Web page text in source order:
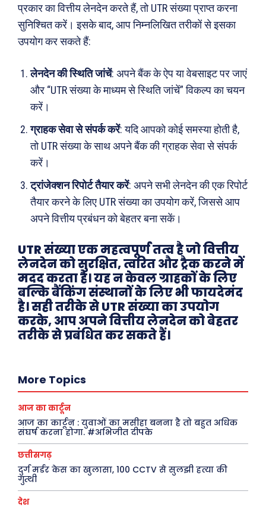
मनोरंजन
फ़िल्मी दुनिया
अजब-ग़ज़ब
पर्यटन
जानकारी
Tech
Laptops
Mobiles
स्वास्थ्य
क़ायदे क़ानून जानकारी
अन्य
Finance
महिला जगत
Facebook Instagram Pinterest
X Youtube
About Us Privacy Policy
प्रकार का वित्तीय लेनदेन करते हैं, तो UTR संख्या प्राप्त करना
सुनिश्चित करें। इसके बाद, आप निम्नलिखित तरीकों से इसका
उपयोग कर सकते हैं:
लेनदेन की स्थिति जांचें: अपने बैंक के ऐप या वेबसाइट पर जाएं
और “UTR संख्या के माध्यम से स्थिति जांचें” विकल्प का चयन
करें।
ग्राहक सेवा से संपर्क करें: यदि आपको कोई समस्या होती है,
तो UTR संख्या के साथ अपने बैंक की ग्राहक सेवा से संपर्क
करें।
ट्रांजेक्शन रिपोर्ट तैयार करें: अपने सभी लेनदेन की एक रिपोर्ट
तैयार करने के लिए UTR संख्या का उपयोग करें, जिससे आप
अपने वित्तीय प्रबंधन को बेहतर बना सकें।
UTR संख्या एक महत्वपूर्ण तत्व है जो वित्तीय
लेनदेन को सुरक्षित, त्वरित और ट्रैक करने में
मदद करता है। यह न केवल ग्राहकों के लिए
बल्कि बैंकिंग संस्थानों के लिए भी फायदेमंद
है। सही तरीके से UTR संख्या का उपयोग
करके, आप अपने वित्तीय लेनदेन को बेहतर
तरीके से प्रबंधित कर सकते हैं।
More Topics
आज का कार्टून
आज का कार्टून : युवाओं का मसीहा बनना है तो बहुत अधिक
संघर्ष करना होगा. #अभिजीत दीपके
छत्तीसगढ़
दुर्ग मर्डर केस का खुलासा, 100 CCTV से सुलझी हत्या की
गुत्थी
देश